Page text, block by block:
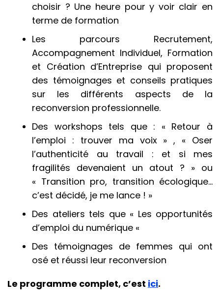
choisir ? Une heure pour y voir clair en
terme de formation
Les parcours Recrutement,
Accompagnement Individuel, Formation
et Création d’Entreprise qui proposent
des témoignages et conseils pratiques
sur les différents aspects de la
reconversion professionnelle.
Des workshops tels que : « Retour à
l’emploi : trouver ma voix » , « Oser
l’authenticité au travail : et si mes
fragilités devenaient un atout ? » ou
« Transition pro, transition écologique…
c’est décidé, je me lance ! »
Des ateliers tels que « Les opportunités
d’emploi du numérique «
Des témoignages de femmes qui ont
osé et réussi leur reconversion
Le programme complet, c’est ici.